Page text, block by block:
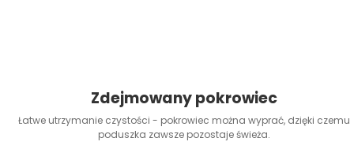
Zdejmowany pokrowiec
Łatwe utrzymanie czystości - pokrowiec można wyprać, dzięki czemu
poduszka zawsze pozostaje świeża.